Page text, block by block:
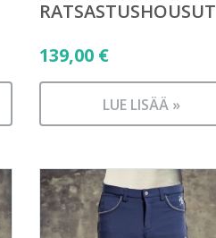
RATSASTUSHOUSUT
139,00 €
LUE LISÄÄ »